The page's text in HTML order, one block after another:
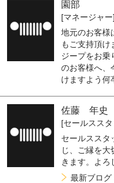
園部
[マネージャー]
地元のお客様
もご支持頂け
ジープをお乗
のお客様へ、
けますよう何
佐藤 年史
[セールスス
セールススタ
じ、ご縁を
きます。よろ
最新ブロ